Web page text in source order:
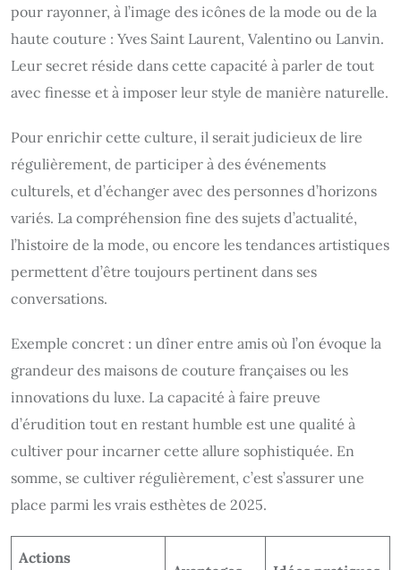
pour rayonner, à l’image des icônes de la mode ou de la
haute couture : Yves Saint Laurent, Valentino ou Lanvin.
Leur secret réside dans cette capacité à parler de tout
avec finesse et à imposer leur style de manière naturelle.
Pour enrichir cette culture, il serait judicieux de lire
régulièrement, de participer à des événements
culturels, et d’échanger avec des personnes d’horizons
variés. La compréhension fine des sujets d’actualité,
l’histoire de la mode, ou encore les tendances artistiques
permettent d’être toujours pertinent dans ses
conversations.
Exemple concret : un dîner entre amis où l’on évoque la
grandeur des maisons de couture françaises ou les
innovations du luxe. La capacité à faire preuve
d’érudition tout en restant humble est une qualité à
cultiver pour incarner cette allure sophistiquée. En
somme, se cultiver régulièrement, c’est s’assurer une
place parmi les vrais esthètes de 2025.
Actions